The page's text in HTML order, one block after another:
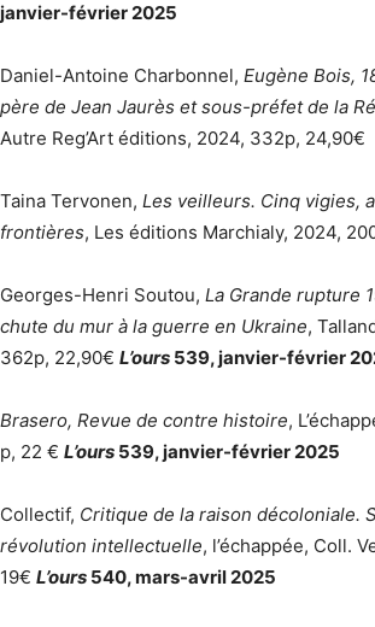
janvier-février 2025
Daniel-Antoine Charbonnel, Eugène Bois,
père de Jean Jaurès et sous-préfet de la
Autre Reg’Art éditions, 2024, 332p, 24,90€
Taina Tervonen, Les veilleurs. Cinq vigies,
frontières, Les éditions Marchialy, 2024,
Georges-Henri Soutou, La Grande rupture
chute du mur à la guerre en Ukraine,
362p, 22,90€ L’ours 539, janvier-février
Brasero, Revue de contre histoire,
p, 22 € L’ours 539, janvier-février 2025
Collectif, Critique de la raison décoloniale.
révolution intellectuelle, l’échappée, Coll.
19€ L’ours 540, mars-avril 2025